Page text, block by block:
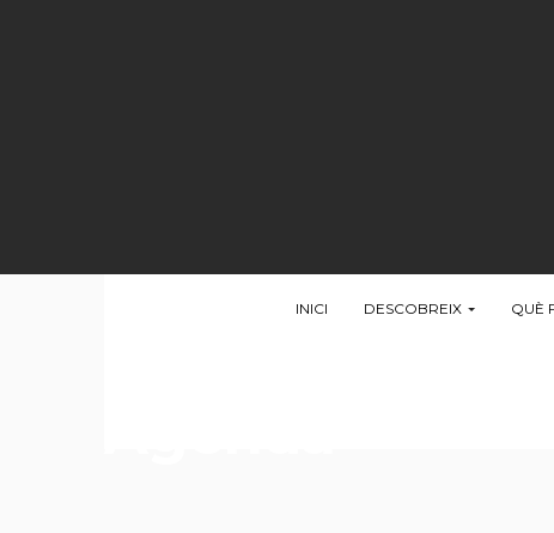
INICI DESCOBREIX QUÈ